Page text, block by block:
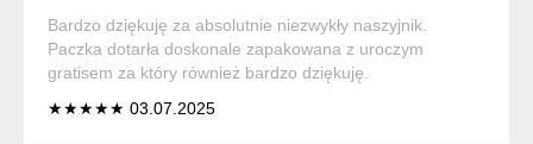
Bardzo dziękuję za absolutnie niezwykły naszyjnik.
Paczka dotarła doskonale zapakowana z uroczym
gratisem za który również bardzo dziękuję.
★★★★★ 03.07.2025